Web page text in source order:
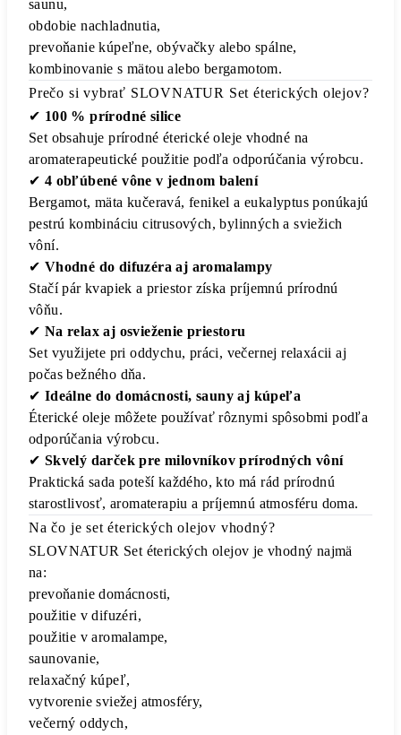
saunu,
obdobie nachladnutia,
prevoňanie kúpeľne, obývačky alebo spálne,
kombinovanie s mätou alebo bergamotom.
Prečo si vybrať SLOVNATUR Set éterických olejov?
✔ 100 % prírodné silice
Set obsahuje prírodné éterické oleje vhodné na
aromaterapeutické použitie podľa odporúčania výrobcu.
✔ 4 obľúbené vône v jednom balení
Bergamot, mäta kučeravá, fenikel a eukalyptus ponúkajú
pestrú kombináciu citrusových, bylinných a sviežich
vôní.
✔ Vhodné do difuzéra aj aromalampy
Stačí pár kvapiek a priestor získa príjemnú prírodnú
vôňu.
✔ Na relax aj osvieženie priestoru
Set využijete pri oddychu, práci, večernej relaxácii aj
počas bežného dňa.
✔ Ideálne do domácnosti, sauny aj kúpeľa
Éterické oleje môžete používať rôznymi spôsobmi podľa
odporúčania výrobcu.
✔ Skvelý darček pre milovníkov prírodných vôní
Praktická sada poteší každého, kto má rád prírodnú
starostlivosť, aromaterapiu a príjemnú atmosféru doma.
Na čo je set éterických olejov vhodný?
SLOVNATUR Set éterických olejov je vhodný najmä
na:
prevoňanie domácnosti,
použitie v difuzéri,
použitie v aromalampe,
saunovanie,
relaxačný kúpeľ,
vytvorenie sviežej atmosféry,
večerný oddych,